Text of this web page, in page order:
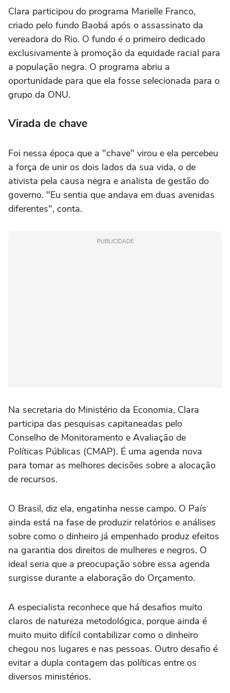
Clara participou do programa Marielle Franco,
criado pelo fundo Baobá após o assassinato da
vereadora do Rio. O fundo é o primeiro dedicado
exclusivamente à promoção da equidade racial para
a população negra. O programa abriu a
oportunidade para que ela fosse selecionada para o
grupo da ONU.
Virada de chave
Foi nessa época que a "chave" virou e ela percebeu
a força de unir os dois lados da sua vida, o de
ativista pela causa negra e analista de gestão do
governo. "Eu sentia que andava em duas avenidas
diferentes", conta.
PUBLICIDADE
Na secretaria do Ministério da Economia, Clara
participa das pesquisas capitaneadas pelo
Conselho de Monitoramento e Avaliação de
Políticas Públicas (CMAP). É uma agenda nova
para tomar as melhores decisões sobre a alocação
de recursos.
O Brasil, diz ela, engatinha nesse campo. O País
ainda está na fase de produzir relatórios e análises
sobre como o dinheiro já empenhado produz efeitos
na garantia dos direitos de mulheres e negros. O
ideal seria que a preocupação sobre essa agenda
surgisse durante a elaboração do Orçamento.
A especialista reconhece que há desafios muito
claros de natureza metodológica, porque ainda é
muito muito difícil contabilizar como o dinheiro
chegou nos lugares e nas pessoas. Outro desafio é
evitar a dupla contagem das políticas entre os
diversos ministérios.